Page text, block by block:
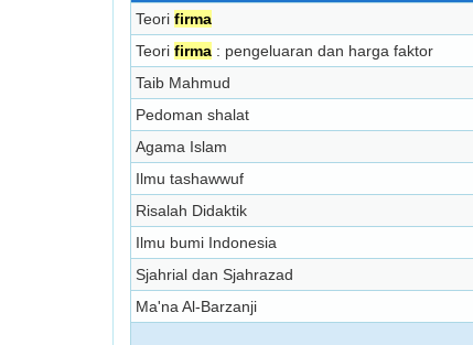
Teori firma
Teori firma : pengeluaran dan harga faktor
Taib Mahmud
Pedoman shalat
Agama Islam
Ilmu tashawwuf
Risalah Didaktik
Ilmu bumi Indonesia
Sjahrial dan Sjahrazad
Ma'na Al-Barzanji